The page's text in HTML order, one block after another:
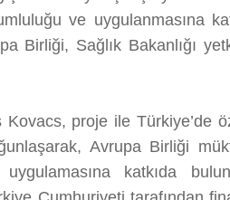
ve uygulanmasına
Birliği, Sağlık Bakanlığı
proje ile Türkiye’de
Avrupa Birliği
katkıda